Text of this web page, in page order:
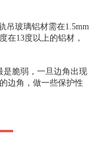
吊玻璃铝材需在1.5mm
在13度以上的铝材，
是脆弱，一旦边角出现
边角，做一些保护性